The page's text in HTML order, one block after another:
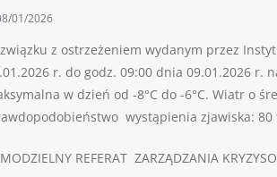
01/2026
z ostrzeżeniem wydanym przez
r. do godz. 09:00 dnia 09.01.2026 r.
w dzień od -8°C do -6°C. Wiatr o
wystąpienia zjawiska: 80
REFERAT ZARZĄDZANIA